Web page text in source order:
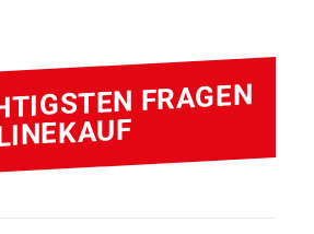
FRAGEN